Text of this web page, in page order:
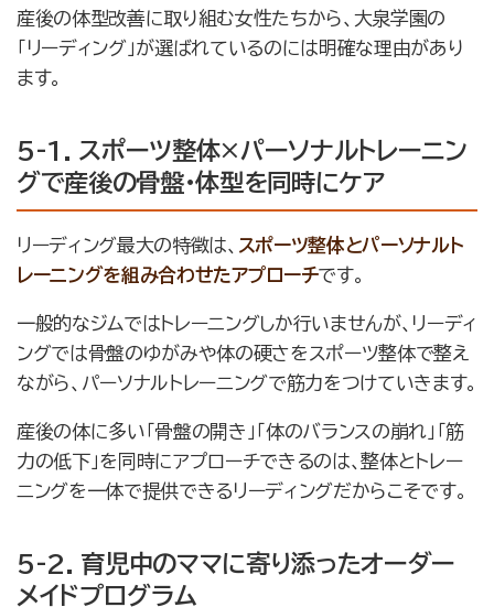
産後の体型改善に取り組む女性たちから、大泉学園の
「リーディング」が選ばれているのには明確な理由があり
ます。
5-1. スポーツ整体×パーソナルトレーニン
グで産後の骨盤・体型を同時にケア
リーディング最大の特徴は、 スポーツ整体とパーソナルト
レーニングを組み合わせたアプローチです。
一般的なジムではトレーニングしか行いませんが、リーディ
ングでは骨盤のゆがみや体の硬さをスポーツ整体で整え
ながら、パーソナルトレーニングで筋力をつけていきます。
産後の体に多い「骨盤の開き」「体のバランスの崩れ」「筋
力の低下」を同時にアプローチできるのは、整体とトレー
ニングを一体で提供できるリーディングだからこそです。
5-2. 育児中のママに寄り添ったオーダー
メイドプログラム